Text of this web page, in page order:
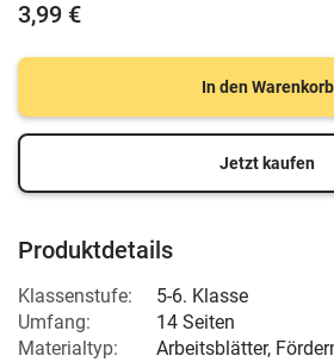
3,99 €
In den Warenkorb
Jetzt kaufen
Produktdetails
Klassenstufe:
5-6. Klasse
Umfang:
14 Seiten
Materialtyp:
Arbeitsblätter,